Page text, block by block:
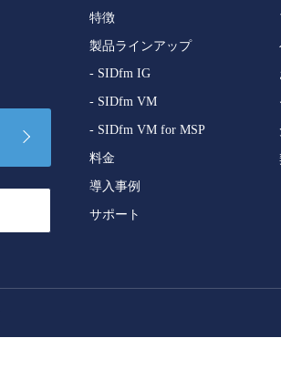
特徴
製品ラインアップ
- SIDfm IG
- SIDfm VM
- SIDfm VM for MSP
料金
導入事例
サポート